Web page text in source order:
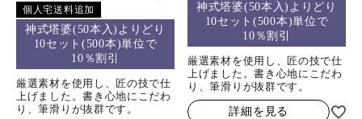
個人宅送料追加
神式塔婆(50本入)よりどり
10セット(500本)単位で
10％割引
厳選素材を使用し、匠の技で仕
上げました。書き心地にこだわ
り、筆滑りが抜群です。
神式塔婆(50本入)よりどり
10セット(500本)単位で
10％割引
厳選素材を使用し、匠の技で仕
上げました。書き心地にこだわ
り、筆滑りが抜群です。
詳細を見る